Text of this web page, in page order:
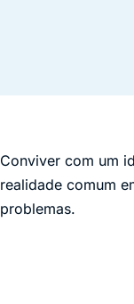
Conviver com um
realidade comum
problemas.